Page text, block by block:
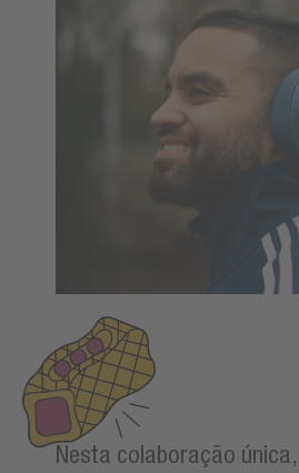
Nesta colaboração única,